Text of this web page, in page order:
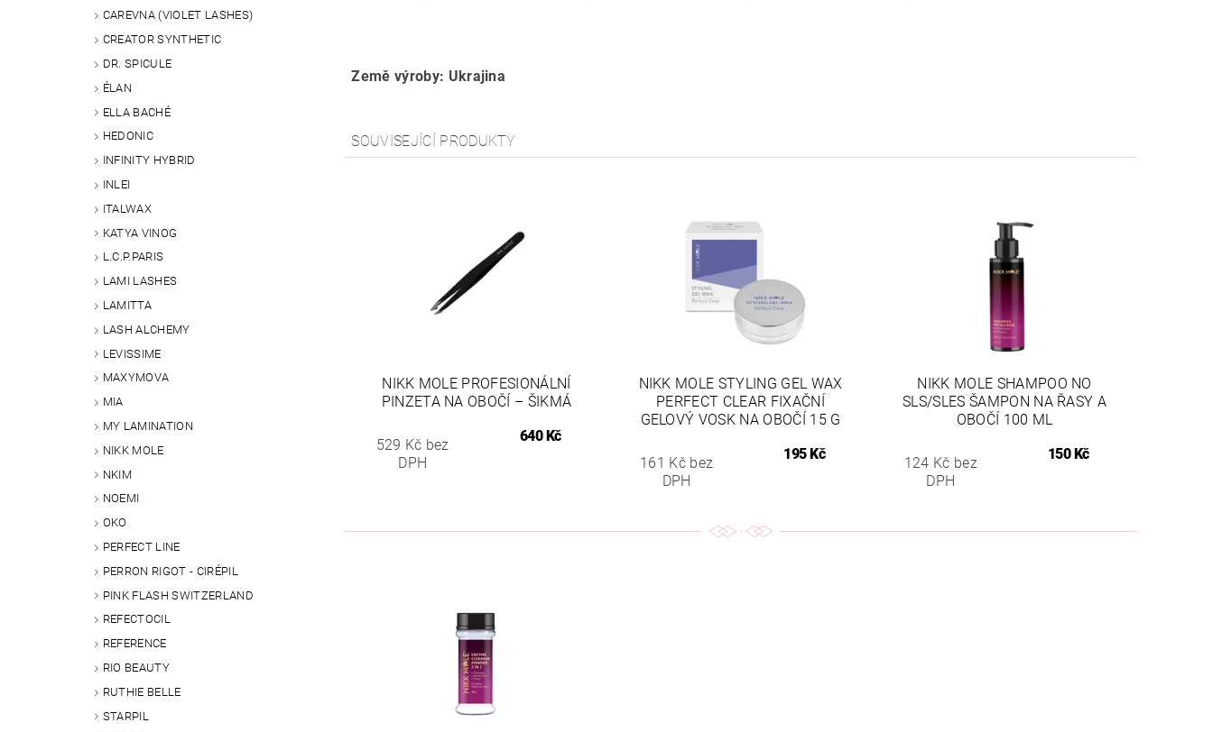
CAREVNA (VIOLET LASHES)
CREATOR SYNTHETIC
DR. SPICULE
ÉLAN
ELLA BACHÉ
HEDONIC
INFINITY HYBRID
INLEI
ITALWAX
KATYA VINOG
L.C.P.PARIS
LAMI LASHES
LAMITTA
LASH ALCHEMY
LEVISSIME
MAXYMOVA
MIA
MY LAMINATION
NIKK MOLE
NKIM
NOEMI
OKO
PERFECT LINE
PERRON RIGOT - CIRÉPIL
PINK FLASH SWITZERLAND
REFECTOCIL
REFERENCE
RIO BEAUTY
RUTHIE BELLE
STARPIL
Země výroby: Ukrajina
SOUVISEJÍCÍ PRODUKTY
NIKK MOLE PROFESIONÁLNÍ
PINZETA NA OBOČÍ – ŠIKMÁ
529 Kč bez
DPH
640 Kč
NIKK MOLE STYLING GEL WAX
PERFECT CLEAR FIXAČNÍ
GELOVÝ VOSK NA OBOČÍ 15 G
161 Kč bez
DPH
195 Kč
NIKK MOLE SHAMPOO NO
SLS/SLES ŠAMPON NA ŘASY A
OBOČÍ 100 ML
124 Kč bez
DPH
150 Kč